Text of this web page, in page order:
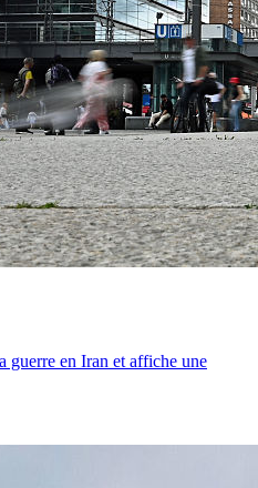
guerre en Iran et affiche une